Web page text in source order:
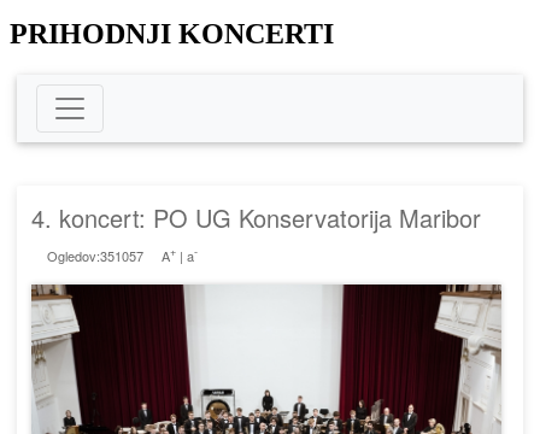
PRIHODNJI KONCERTI
4. koncert: PO UG Konservatorija Maribor
Ogledov:351057 A+| a-